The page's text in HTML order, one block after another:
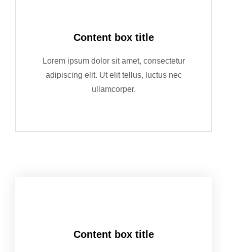
Content box title
Lorem ipsum dolor sit amet, consectetur
adipiscing elit. Ut elit tellus, luctus nec
ullamcorper.
Content box title